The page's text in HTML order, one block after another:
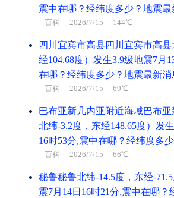
宜 结婚、搬家、
冲 龙 煞北
亥时(21:00-22:59) 凶
乙亥时 21:00 - 22:59
喜神西北 财神西南
忌 出行、赴任
震中在哪？经纬度多少？地震最
百科 2026/7/15 144℃
四川宜宾市高县四川宜宾市高县
经104.68度）发生3.9级地震7月
在哪？经纬度多少？地震最新消
百科 2026/7/15 69℃
巴布亚新几内亚附近海域巴布
北纬-3.2度，东经148.65度）发
16时53分,震中在哪？经纬度多
百科 2026/7/15 66℃
秘鲁秘鲁北纬-14.5度，东经-
震7月14日16时21分,震中在哪？